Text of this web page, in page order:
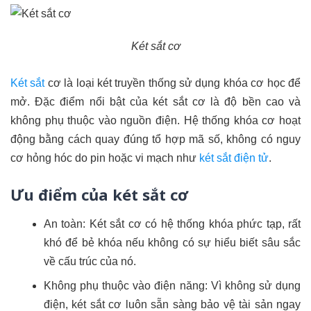
Két sắt cơ
Két sắtcơ là loại két truyền thống sử dụng khóa cơ học để
mở. Đặc điểm nổi bật của két sắt cơ là độ bền cao và
không phụ thuộc vào nguồn điện. Hệ thống khóa cơ hoạt
động bằng cách quay đúng tổ hợp mã số, không có nguy
cơ hỏng hóc do pin hoặc vi mạch như két sắt điện tử.
Ưu điểm của két sắt cơ
An toàn: Két sắt cơ có hệ thống khóa phức tạp, rất
khó để bẻ khóa nếu không có sự hiểu biết sâu sắc
về cấu trúc của nó.
Không phụ thuộc vào điện năng: Vì không sử dụng
điện, két sắt cơ luôn sẵn sàng bảo vệ tài sản ngay